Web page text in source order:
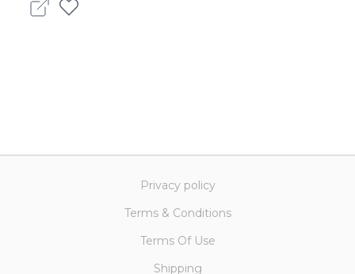
Privacy policy
Terms & Conditions
Terms Of Use
Shipping